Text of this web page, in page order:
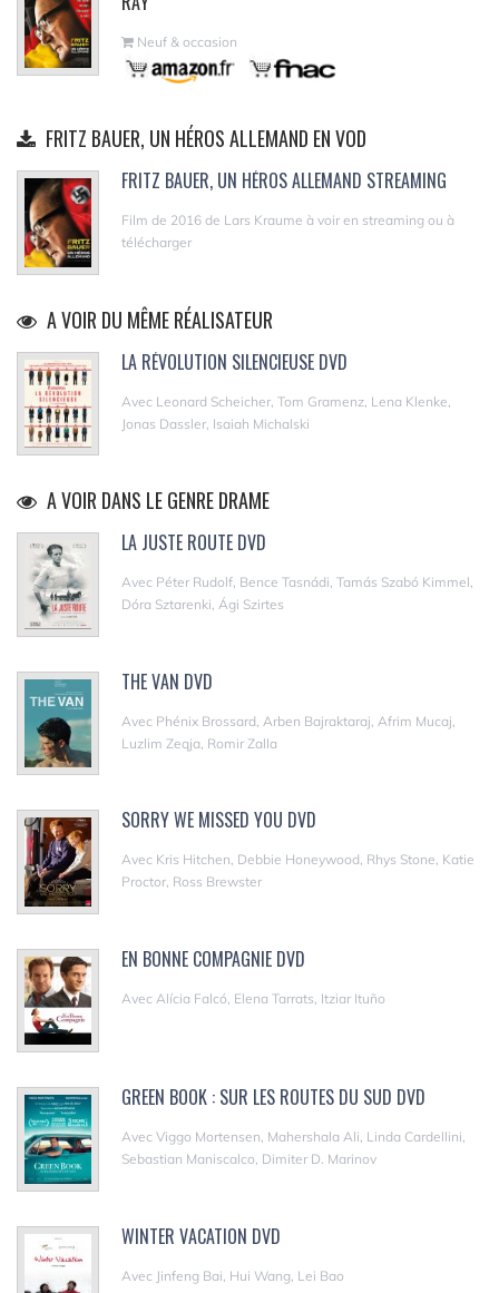
Neuf & occasion
FRITZ BAUER, UN HÉROS ALLEMAND EN VOD
FRITZ BAUER, UN HÉROS ALLEMAND STREAMING
Film de 2016 de Lars Kraume à voir en streaming ou à
télécharger
A VOIR DU MÊME RÉALISATEUR
LA RÉVOLUTION SILENCIEUSE DVD
Avec Leonard Scheicher, Tom Gramenz, Lena Klenke,
Jonas Dassler, Isaiah Michalski
A VOIR DANS LE GENRE DRAME
LA JUSTE ROUTE DVD
Avec Péter Rudolf, Bence Tasnádi, Tamás Szabó Kimmel,
Dóra Sztarenki, Ági Szirtes
THE VAN DVD
Avec Phénix Brossard, Arben Bajraktaraj, Afrim Mucaj,
Luzlim Zeqja, Romir Zalla
SORRY WE MISSED YOU DVD
Avec Kris Hitchen, Debbie Honeywood, Rhys Stone, Katie
Proctor, Ross Brewster
EN BONNE COMPAGNIE DVD
Avec Alícia Falcó, Elena Tarrats, Itziar Ituño
GREEN BOOK : SUR LES ROUTES DU SUD DVD
Avec Viggo Mortensen, Mahershala Ali, Linda Cardellini,
Sebastian Maniscalco, Dimiter D. Marinov
WINTER VACATION DVD
Avec Jinfeng Bai, Hui Wang, Lei Bao